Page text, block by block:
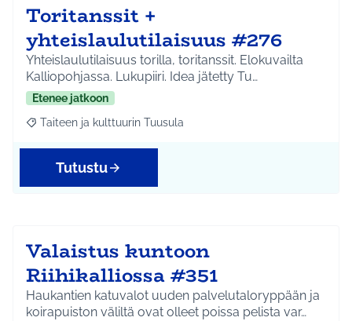
Toritanssit +
yhteislaulutilaisuus #276
Yhteislaulutilaisuus torilla, toritanssit. Elokuvailta
Kalliopohjassa. Lukupiiri. Idea jätetty Tu…
Etenee jatkoon
Rajaa tulokset aihepiirin mukaan: Taiteen ja kulttuurin Tuusula
Taiteen ja kulttuurin Tuusula
Tutustu
Valaistus kuntoon
Riihikalliossa #351
Haukantien katuvalot uuden palvelutaloryppään ja
koirapuiston väliltä ovat olleet poissa pelista var…